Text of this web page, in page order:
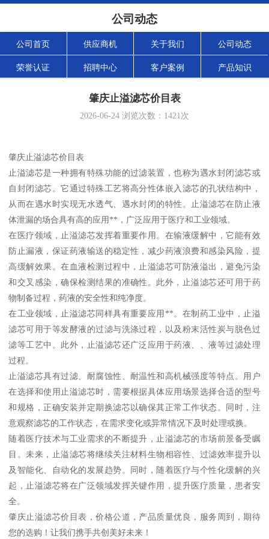
公司动态
公司首页 供应商机 关于我们 公司动态
荣誉认证 招聘中心 客户案例 产品知识
肇庆止溢滤芯价目表
2026-06-24 浏览次数： 1421次
肇庆止溢滤芯价目表
止溢滤芯是一种拥有特殊功能的过滤装置，也称为遇水封闭滤芯或
自封闭滤芯。它通过特殊工艺将高分性体嵌入滤芯的孔状结构中，
从而在遇水时实现无水透气、遇水封闭的特性。止溢滤芯在防止液
体泄漏的场合具有高的应用**，广泛应用于医疗和工业领域。
在医疗领域，止溢滤芯发挥着重要作用。在输液缓解中，它能有效
防止漏液，保证药液输送的稳定性，减少药液浪费和感染风险，提
高缓解效果。在血液检测过程中，止溢滤芯可防液溢出，避免污染
和交叉感染，确保检测结果的准确性。此外，止溢滤芯还可用于药
物制备过程，药液的安全性和纯净度。
在工业领域，止溢滤芯同样具有重要应用**。在制药工业中，止溢
滤芯可用于等发酵液的过滤与洗涤过程，以及粉末活性炭与脱色过
滤等工艺中。此外，止溢滤芯还广泛应用于药液、、液等过滤处理
过程。
止溢滤芯具有过滤、耐腐蚀性、耐温性和高机械强度等特点。用户
在选择和使用止溢滤芯时，需要根据具体应用场景选择合适的型号
和规格，正确安装并定期换滤芯以确保其正常工作状态。同时，注
意观察滤芯的工作状态，在需求变化或异常情况下及时处理或换。
随着医疗技术与工业需求的不断提升，止溢滤芯的市场前景备受瞩
目。未来，止溢滤芯将继续关注材料生物相容性、过滤效率提升以
及智能化、自动化的发展趋势。同时，随着医疗与个性化缓解的兴
起，止溢滤芯将在广泛领域发挥关键作用，提升医疗质量，患者安
全。
肇庆止溢滤芯价目表，价格公道，产品质量优良，服务周到，期待
您的选购！让我们携手共创美好未来！